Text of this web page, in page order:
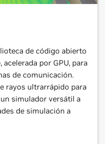
de código abierto
por GPU, para
de comunicación.
rayos ultrarrápido para
simulador versátil a
de simulación a